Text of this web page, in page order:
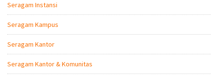
Seragam Instansi
Seragam Kampus
Seragam Kantor
Seragam Kantor & Komunitas